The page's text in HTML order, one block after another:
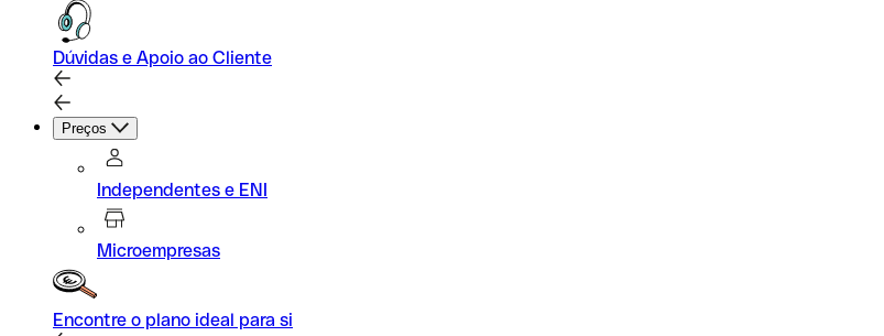
Dúvidas e Apoio ao Cliente
Preços
Independentes e ENI
Microempresas
Encontre o plano ideal para si